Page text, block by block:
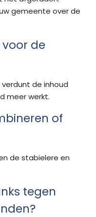
gemeente over de
de
de inhoud
meer werkt.
of
de stabielere en
tegen